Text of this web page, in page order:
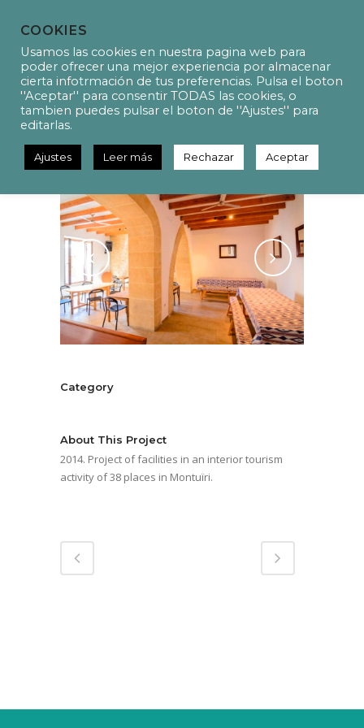
P14038 Project of facilities in a
tourism activity
Category
About This Project
2014. Project of facilities in an interior tourism
activity of 38 places in Montuïri.
COOKIES
Usamos las cookies en nuestra pagina web para
poder ofrecer una mejor experiencia por almacenar
cierta infotrmación de tus preferencias. Pulsa el boton
''Aceptar'' para consentir TODAS las cookies, o
tambien puedes pulsar el boton de ''Ajustes'' para
editarlas.
Ajustes Leer más Rechazar Aceptar